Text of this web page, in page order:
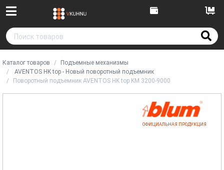
Каталог товаров
Подъемные механизмы
AVENTOS HK top - Новый поворотный подъемник
Поворотный подъемник AVENTOS HK top KM 3200-9000
ОФИЦИАЛЬНАЯ ПРОДУКЦИЯ